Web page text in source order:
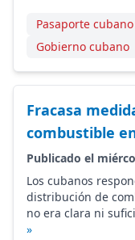
Pasaporte cubano
Gobierno cubano
Fracasa
combustible
Publicado el
Los cubanos
distribución de
no era clara ni
»